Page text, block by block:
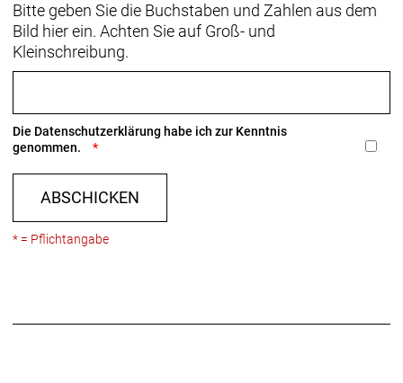
Bitte geben Sie die Buchstaben und Zahlen aus dem
Bild hier ein. Achten Sie auf Groß- und
Kleinschreibung.
Die Datenschutzerklärung habe ich zur Kenntnis
genommen.
ABSCHICKEN
* = Pflichtangabe